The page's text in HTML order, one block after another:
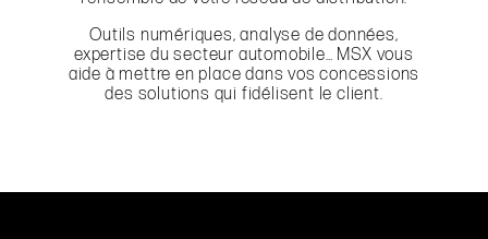
Outils numériques, analyse de données,
expertise du secteur automobile… MSX vous
aide à mettre en place dans vos concessions
des solutions qui fidélisent le client.